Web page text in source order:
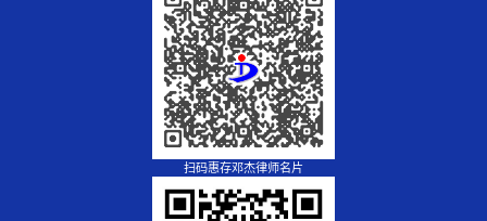
扫码惠存邓杰律师名片